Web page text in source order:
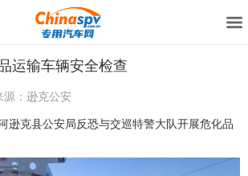
运输车辆安全检查
源： 逊克公安
逊克县公安局反恐与交巡特警大队开展危化品